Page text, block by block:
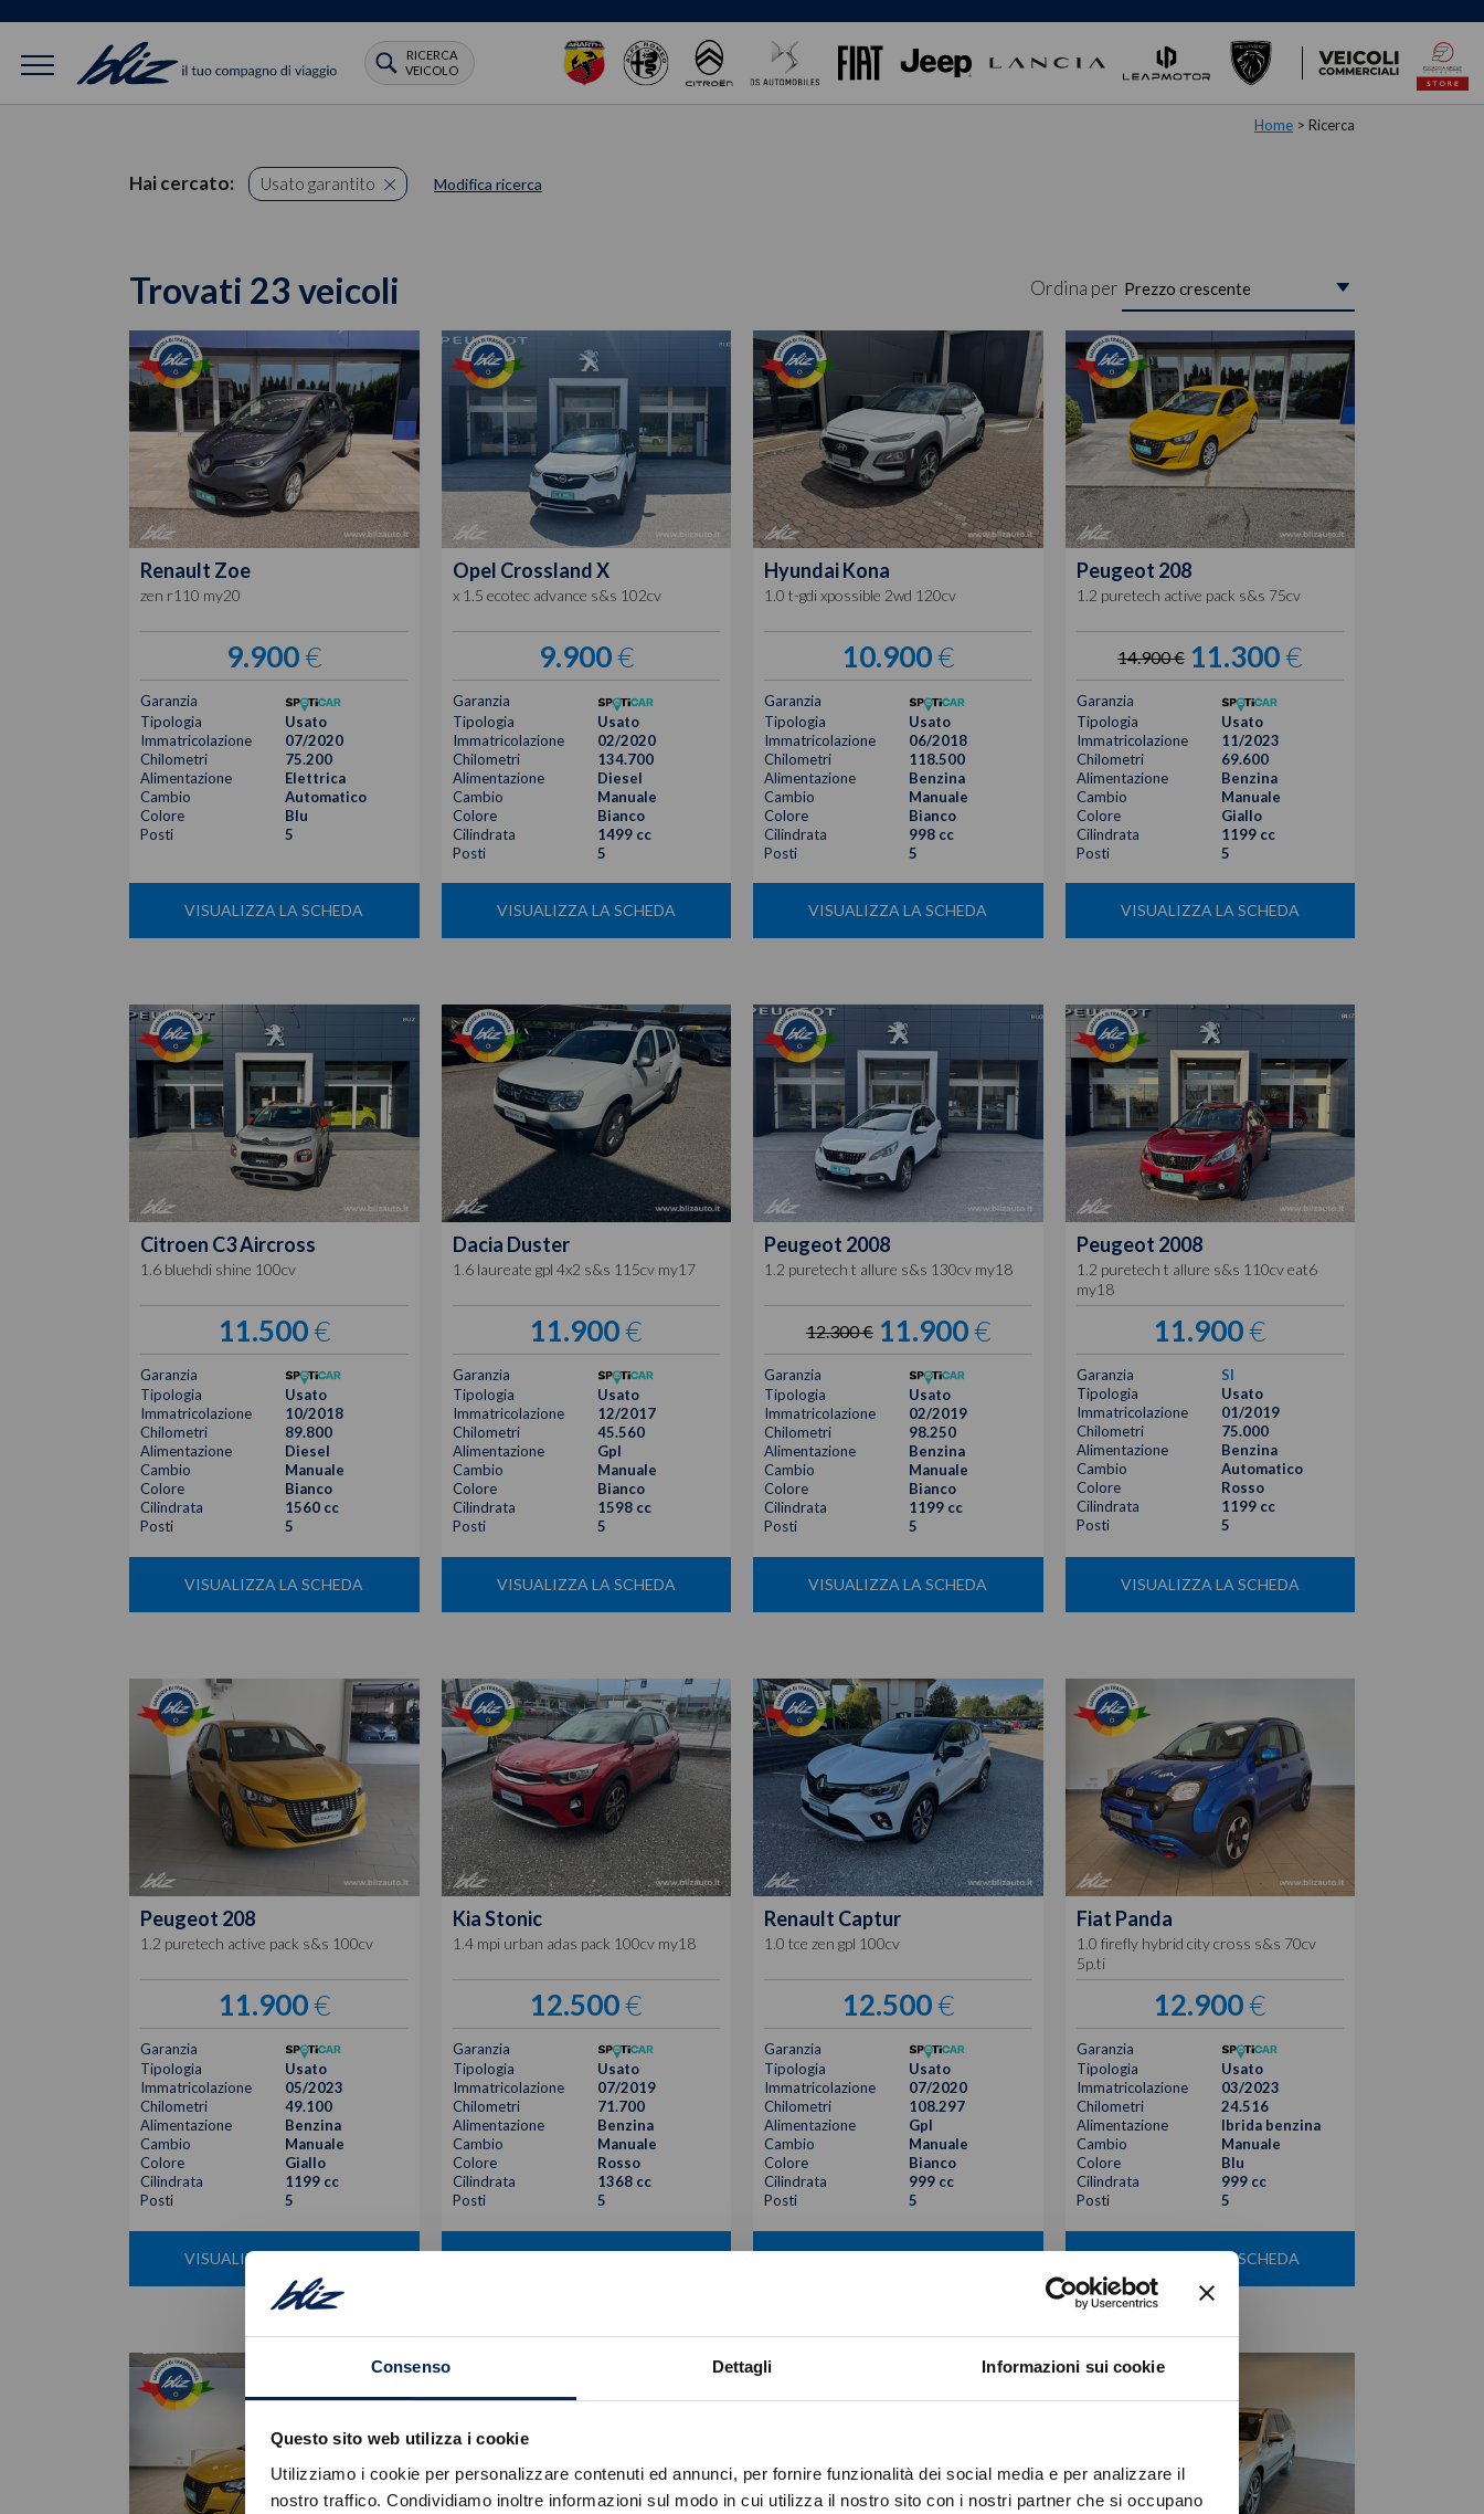
Consenso Dettagli Informazioni sui cookie
Questo sito web utilizza i cookie
Utilizziamo i cookie per personalizzare contenuti ed annunci, per fornire funzionalità dei social media e per analizzare il
nostro traffico. Condividiamo inoltre informazioni sul modo in cui utilizza il nostro sito con i nostri partner che si occupano
RICERCA
VEICOLO
Home > Ricerca
Hai cercato: Usato garantito Modifica ricerca
Trovati 23 veicoli Ordina per
Renault Zoe
zen r110 my20
9.900€
Garanzia
Tipologia
Usato
Immatricolazione
07/2020
Chilometri
75.200
Alimentazione
Elettrica
Cambio
Automatico
Colore
Blu
Posti
5
VISUALIZZA LA SCHEDA
Opel Crossland X
x 1.5 ecotec advance s&s 102cv
9.900€
Garanzia
Tipologia
Usato
Immatricolazione
02/2020
Chilometri
134.700
Alimentazione
Diesel
Cambio
Manuale
Colore
Bianco
Cilindrata
1499 cc
Posti
5
VISUALIZZA LA SCHEDA
HyundaiKona
1.0 t-gdi xpossible 2wd 120cv
10.900€
Garanzia
Tipologia
Usato
Immatricolazione
06/2018
Chilometri
118.500
Alimentazione
Benzina
Cambio
Manuale
Colore
Bianco
Cilindrata
998 cc
Posti
5
VISUALIZZA LA SCHEDA
Peugeot 208
1.2 puretech active pack s&s 75cv
14.900 € 11.300€
Garanzia
Tipologia
Usato
Immatricolazione
11/2023
Chilometri
69.600
Alimentazione
Benzina
Cambio
Manuale
Colore
Giallo
Cilindrata
1199 cc
Posti
5
VISUALIZZA LA SCHEDA
Citroen C3 Aircross
1.6 bluehdi shine 100cv
11.500€
Garanzia
Tipologia
Usato
Immatricolazione
10/2018
Chilometri
89.800
Alimentazione
Diesel
Cambio
Manuale
Colore
Bianco
Cilindrata
1560 cc
Posti
5
VISUALIZZA LA SCHEDA
Dacia Duster
1.6 laureate gpl 4x2 s&s 115cv my17
11.900€
Garanzia
Tipologia
Usato
Immatricolazione
12/2017
Chilometri
45.560
Alimentazione
Gpl
Cambio
Manuale
Colore
Bianco
Cilindrata
1598 cc
Posti
5
VISUALIZZA LA SCHEDA
Peugeot 2008
1.2 puretech t allure s&s 130cv my18
12.300 € 11.900€
Garanzia
Tipologia
Usato
Immatricolazione
02/2019
Chilometri
98.250
Alimentazione
Benzina
Cambio
Manuale
Colore
Bianco
Cilindrata
1199 cc
Posti
5
VISUALIZZA LA SCHEDA
Peugeot 2008
1.2 puretech t allure s&s 110cv eat6
my18
11.900€
Garanzia
SI
Tipologia
Usato
Immatricolazione
01/2019
Chilometri
75.000
Alimentazione
Benzina
Cambio
Automatico
Colore
Rosso
Cilindrata
1199 cc
Posti
5
VISUALIZZA LA SCHEDA
Peugeot 208
1.2 puretech active pack s&s 100cv
11.900€
Garanzia
Tipologia
Usato
Immatricolazione
05/2023
Chilometri
49.100
Alimentazione
Benzina
Cambio
Manuale
Colore
Giallo
Cilindrata
1199 cc
Posti
5
VISUALIZZA LA SCHEDA
KiaStonic
1.4 mpi urban adas pack 100cv my18
12.500€
Garanzia
Tipologia
Usato
Immatricolazione
07/2019
Chilometri
71.700
Alimentazione
Benzina
Cambio
Manuale
Colore
Rosso
Cilindrata
1368 cc
Posti
5
Renault Captur
1.0 tce zen gpl 100cv
12.500€
Garanzia
Tipologia
Usato
Immatricolazione
07/2020
Chilometri
108.297
Alimentazione
Gpl
Cambio
Manuale
Colore
Bianco
Cilindrata
999 cc
Posti
5
Fiat Panda
1.0 firefly hybrid city cross s&s 70cv
5p.ti
12.900€
Garanzia
Tipologia
Usato
Immatricolazione
03/2023
Chilometri
24.516
Alimentazione
Ibrida benzina
Cambio
Manuale
Colore
Blu
Cilindrata
999 cc
Posti
5
VISUALIZZA LA SCHEDA
Errore